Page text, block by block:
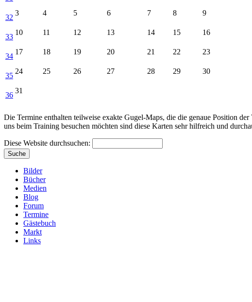
32
3 4 5 6 7 8 9
33
10 11 12 13 14 15 16
34
17 18 19 20 21 22 23
35
24 25 26 27 28 29 30
36
31
Die Termine enthalten teilweise exakte Gugel-Maps, die die genaue Position
uns beim Training besuchen möchten sind diese Karten sehr hilfreich und
Diese Website durchsuchen:
Bilder
Bücher
Medien
Blog
Forum
Termine
Gästebuch
Markt
Links